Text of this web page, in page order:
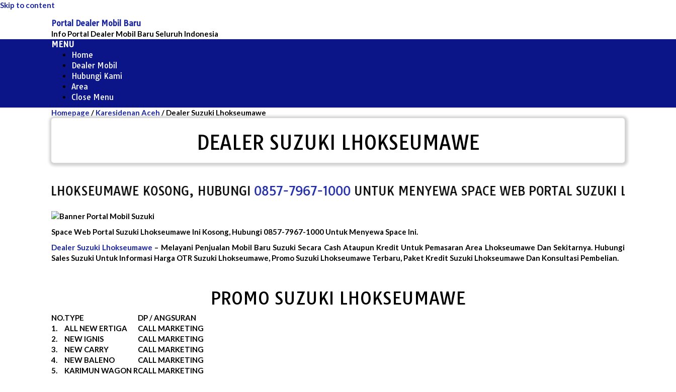
Skip to content
Portal Dealer Mobil Baru
Info Portal Dealer Mobil Baru Seluruh Indonesia
MENU
Home
Dealer Mobil
Hubungi Kami
Area
Close Menu
Homepage / Karesidenan Aceh / Dealer Suzuki Lhokseumawe
DEALER SUZUKI LHOKSEUMAWE
LHOKSEUMAWE KOSONG, HUBUNGI0857-7967-1000UNTUK MENYEWA SPACE WEB PORTAL SUZUKI
Space Web Portal Suzuki Lhokseumawe Ini Kosong, Hubungi 0857-7967-1000 Untuk Menyewa Space Ini.
Dealer Suzuki Lhokseumawe – Melayani Penjualan Mobil Baru Suzuki Secara Cash Ataupun Kredit Untuk Pemasaran Area Lhokseumawe Dan Sekitarnya. Hubungi
Sales Suzuki Untuk Informasi Harga OTR Suzuki Lhokseumawe, Promo Suzuki Lhokseumawe Terbaru, Paket Kredit Suzuki Lhokseumawe Dan Konsultasi Pembelian.
PROMO SUZUKI LHOKSEUMAWE
NO.TYPE
DP / ANGSURAN
1.
ALL NEW ERTIGA
CALL MARKETING
2.
NEW IGNIS
CALL MARKETING
3.
NEW CARRY
CALL MARKETING
4.
NEW BALENO
CALL MARKETING
5.
KARIMUN WAGON RCALL MARKETING